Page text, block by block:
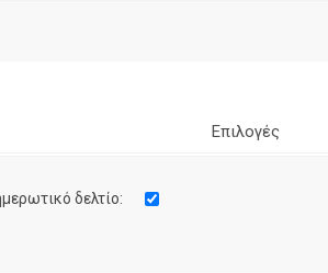
Επιλογές
δελτίο: